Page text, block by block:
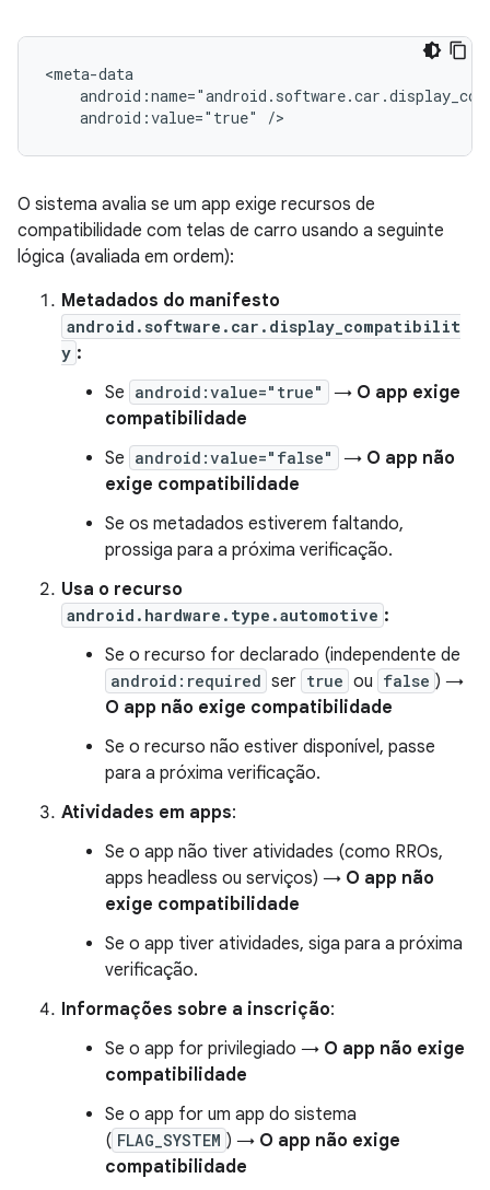
android:value="true"
O sistema avalia se um app exige recursos de
compatibilidade com telas de carro usando a seguinte
lógica (avaliada em ordem):
Metadados do manifesto
android.software.car.display_compatibilit
y :
Se android:value="true" → O app exige
compatibilidade
Se android:value="false" → O app não
exige compatibilidade
Se os metadados estiverem faltando,
prossiga para a próxima verificação.
Usa o recurso
android.hardware.type.automotive :
Se o recurso for declarado (independente de
android:required ser true ou false ) →
O app não exige compatibilidade
Se o recurso não estiver disponível, passe
para a próxima verificação.
Atividades em apps:
Se o app não tiver atividades (como RROs,
apps headless ou serviços) → O app não
exige compatibilidade
Se o app tiver atividades, siga para a próxima
verificação.
Informações sobre a inscrição:
Se o app for privilegiado → O app não exige
compatibilidade
Se o app for um app do sistema
( FLAG_SYSTEM ) → O app não exige
compatibilidade